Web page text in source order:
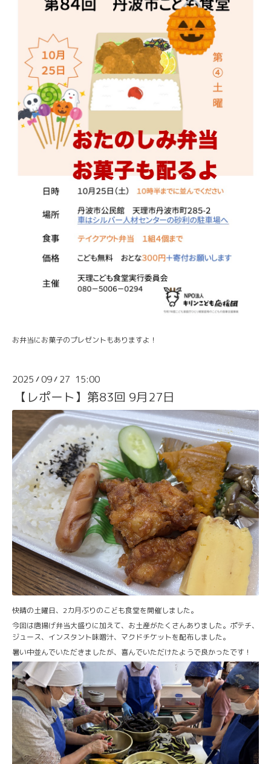
お弁当にお菓子のプレゼントもありますよ！
2025 /09/ 27 15:00
【レポート】第83回 9月27日
快晴の土曜日、2カ月ぶりのこども食堂を開催しました。
今回は唐揚げ弁当大盛りに加えて、お土産がたくさんありました。ポテチ、
ジュース、インスタント味噌汁、マクドチケットを配布しました。
暑い中並んでいただきましたが、喜んでいただけたようで良かったです！